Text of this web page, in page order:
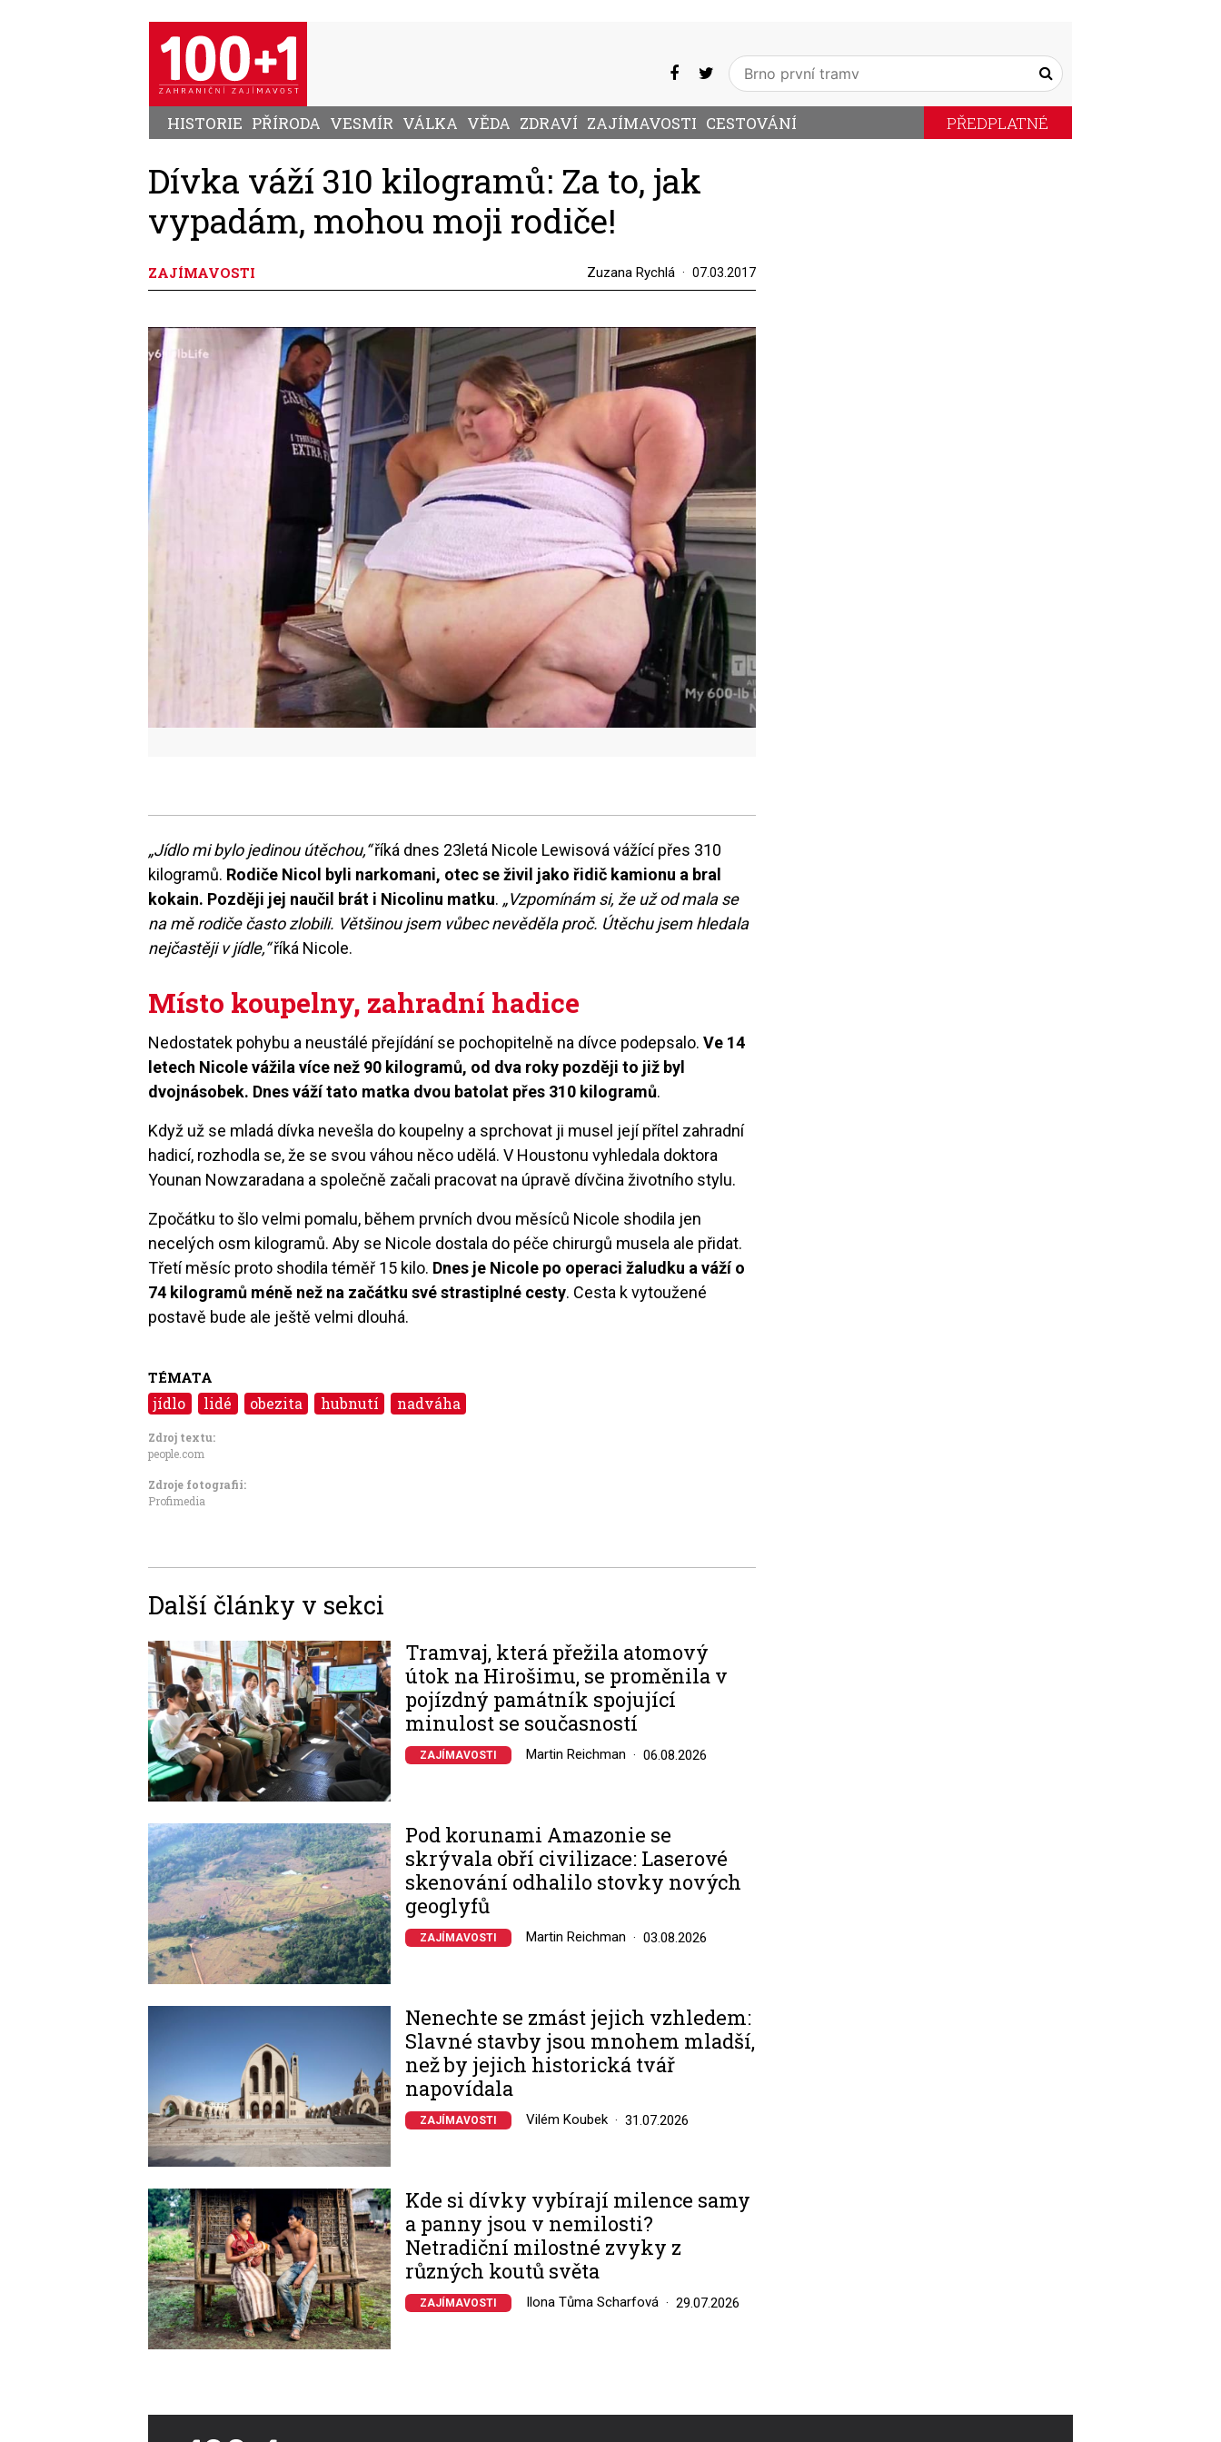
HISTORIE PŘÍRODA VESMÍR VÁLKA VĚDA ZDRAVÍ ZAJÍMAVOSTI CESTOVÁNÍ PŘEDPLATNÉ
Dívka váží 310 kilogramů: Za to, jak
vypadám, mohou moji rodiče!
ZAJÍMAVOSTI Zuzana Rychlá 07.03.2017
„Jídlo mi bylo jedinou útěchou,“říká dnes 23letá Nicole Lewisová vážící přes 310
kilogramů. Rodiče Nicol byli narkomani, otec se živil jako řidič kamionu a bral
kokain. Později jej naučil brát i Nicolinu matku. „Vzpomínám si, že už od mala se
na mě rodiče často zlobili. Většinou jsem vůbec nevěděla proč. Útěchu jsem hledala
nejčastěji v jídle,“říká Nicole.
Místo koupelny, zahradní hadice
Nedostatek pohybu a neustálé přejídání se pochopitelně na dívce podepsalo.Ve 14
letech Nicole vážila více než 90 kilogramů, od dva roky později to již byl
dvojnásobek. Dnes váží tato matka dvou batolat přes 310 kilogramů.
Když už se mladá dívka nevešla do koupelny a sprchovat ji musel její přítel zahradní
hadicí, rozhodla se, že se svou váhou něco udělá. V Houstonu vyhledala doktora
Younan Nowzaradana a společně začali pracovat na úpravě dívčina životního stylu.
Zpočátku to šlo velmi pomalu, během prvních dvou měsíců Nicole shodila jen
necelých osm kilogramů. Aby se Nicole dostala do péče chirurgů musela ale přidat.
Třetí měsíc proto shodila téměř 15 kilo. Dnes je Nicole po operaci žaludku a váží o
74 kilogramů méně než na začátku své strastiplné cesty. Cesta k vytoužené
postavě bude ale ještě velmi dlouhá.
TÉMATA
jídlo lidé obezita hubnutí nadváha
Zdroj textu:
people.com
Zdroje fotografii:
Profimedia
Další články v sekci
Image
Tramvaj, která přežila atomový
útok na Hirošimu, se proměnila v
pojízdný památník spojující
minulost se současností
ZAJÍMAVOSTI Martin Reichman 06.08.2026
Image
Pod korunami Amazonie se
skrývala obří civilizace: Laserové
skenování odhalilo stovky nových
geoglyfů
ZAJÍMAVOSTI Martin Reichman 03.08.2026
Nenechte se zmást jejich vzhledem:
Slavné stavby jsou mnohem mladší,
než by jejich historická tvář
napovídala
ZAJÍMAVOSTI Vilém Koubek 31.07.2026
Image
Kde si dívky vybírají milence samy
a panny jsou v nemilosti?
Netradiční milostné zvyky z
různých koutů světa
ZAJÍMAVOSTI Ilona Tůma Scharfová 29.07.2026